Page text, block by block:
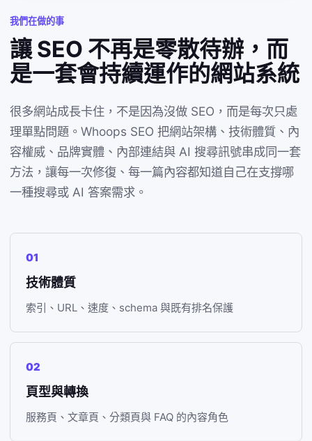
我們在做的事
讓 SEO 不再是零散待辦，而
是一套會持續運作的網站系統
很多網站成長卡住，不是因為沒做 SEO，而是每次只處
理單點問題。Whoops SEO 把網站架構、技術體質、內
容權威、品牌實體、內部連結與 AI 搜尋訊號串成同一套
方法，讓每一次修復、每一篇內容都知道自己在支撐哪
一種搜尋或 AI 答案需求。
01
技術體質
索引、URL、速度、schema 與既有排名保護
02
頁型與轉換
服務頁、文章頁、分類頁與 FAQ 的內容角色